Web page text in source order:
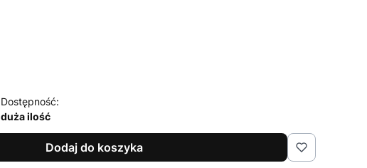
Dostępność:
duża ilość
Dodaj do koszyka